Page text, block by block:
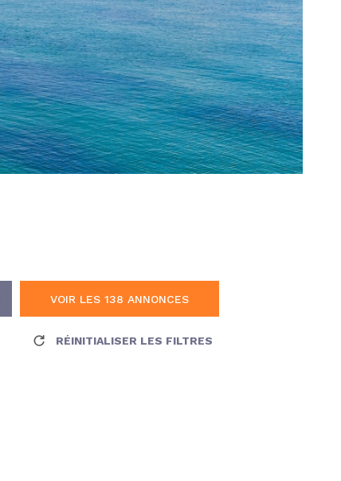
VOIR LES 138 ANNONCES
RÉINITIALISER LES FILTRES